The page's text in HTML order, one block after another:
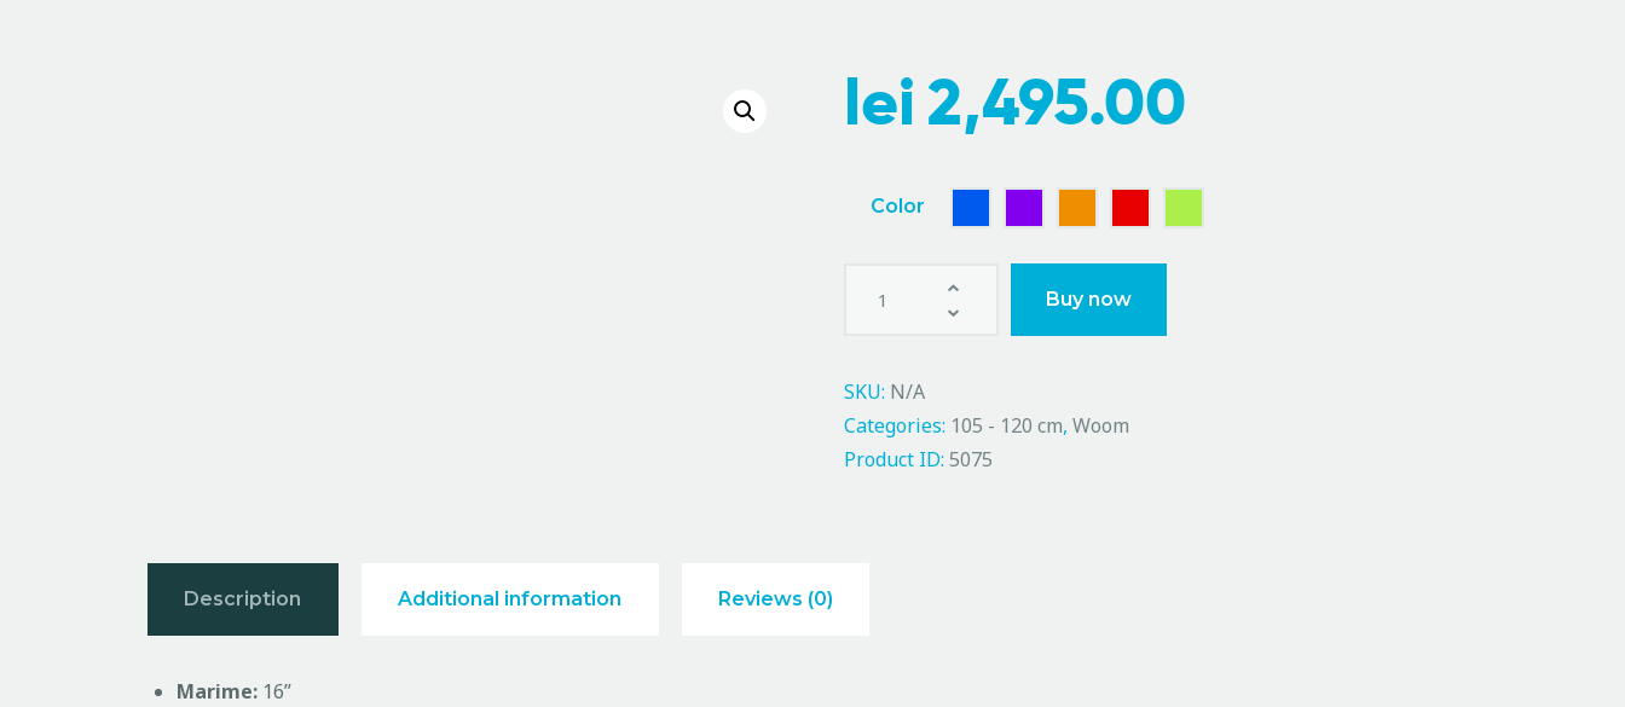
lei2,495.00
Color
Buy now
SKU: N/A
Categories: 105 - 120 cm, Woom
Product ID: 5075
Description Additional information Reviews (0)
Marime: 16”